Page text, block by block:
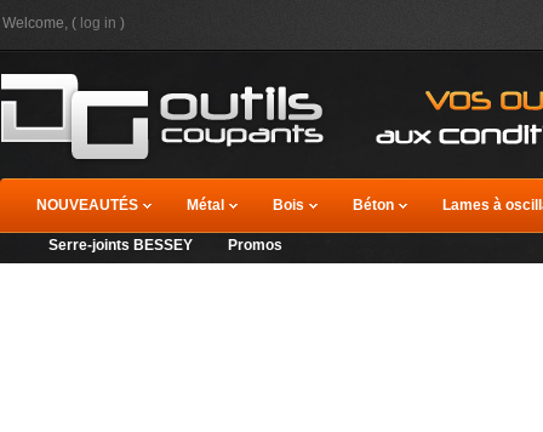
NOUVEAUTÉS Métal Bois Béton Lames à
Serre-joints BESSEY Promos
Welcome, ( log in )